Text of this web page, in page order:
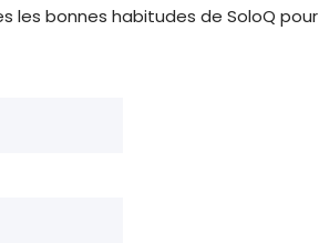
les bonnes habitudes de SoloQ pour